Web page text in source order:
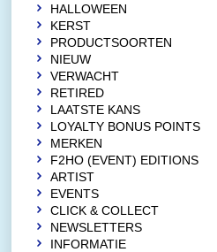
HALLOWEEN
KERST
PRODUCTSOORTEN
NIEUW
VERWACHT
RETIRED
LAATSTE KANS
LOYALTY BONUS POINTS
MERKEN
F2HO (EVENT) EDITIONS
ARTIST
EVENTS
CLICK & COLLECT
NEWSLETTERS
INFORMATIE